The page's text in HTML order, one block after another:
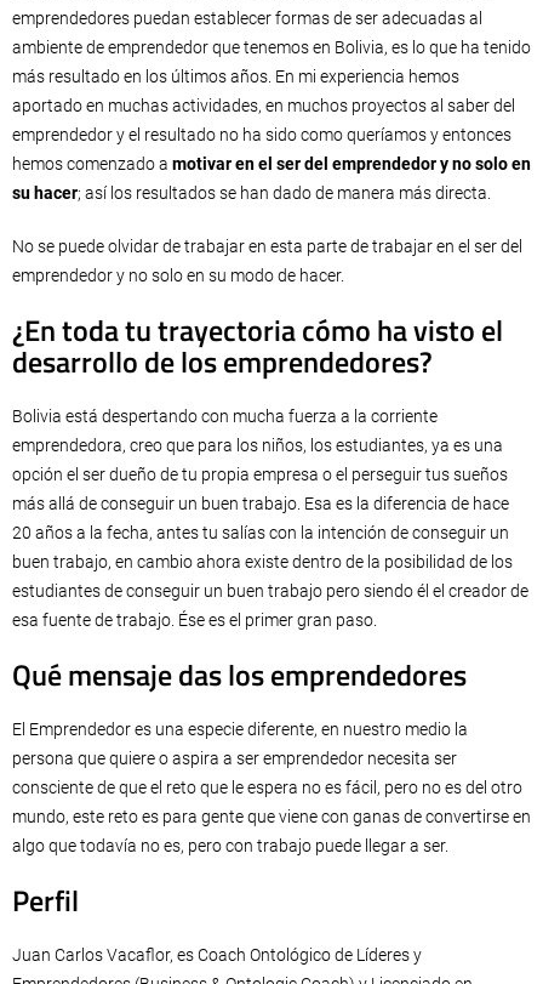
emprendedores puedan establecer formas de ser adecuadas al
ambiente de emprendedor que tenemos en Bolivia, es lo que ha tenido
más resultado en los últimos años. En mi experiencia hemos
aportado en muchas actividades, en muchos proyectos al saber del
emprendedor y el resultado no ha sido como queríamos y entonces
hemos comenzado a motivar en el ser del emprendedor y no solo en
su hacer; así los resultados se han dado de manera más directa.
No se puede olvidar de trabajar en esta parte de trabajar en el ser del
emprendedor y no solo en su modo de hacer.
¿En toda tu trayectoria cómo ha visto el
desarrollo de los emprendedores?
Bolivia está despertando con mucha fuerza a la corriente
emprendedora, creo que para los niños, los estudiantes, ya es una
opción el ser dueño de tu propia empresa o el perseguir tus sueños
más allá de conseguir un buen trabajo. Esa es la diferencia de hace
20 años a la fecha, antes tu salías con la intención de conseguir un
buen trabajo, en cambio ahora existe dentro de la posibilidad de los
estudiantes de conseguir un buen trabajo pero siendo él el creador de
esa fuente de trabajo. Ése es el primer gran paso.
Qué mensaje das los emprendedores
El Emprendedor es una especie diferente, en nuestro medio la
persona que quiere o aspira a ser emprendedor necesita ser
consciente de que el reto que le espera no es fácil, pero no es del otro
mundo, este reto es para gente que viene con ganas de convertirse en
algo que todavía no es, pero con trabajo puede llegar a ser.
Perfil
Juan Carlos Vacaflor, es Coach Ontológico de Líderes y